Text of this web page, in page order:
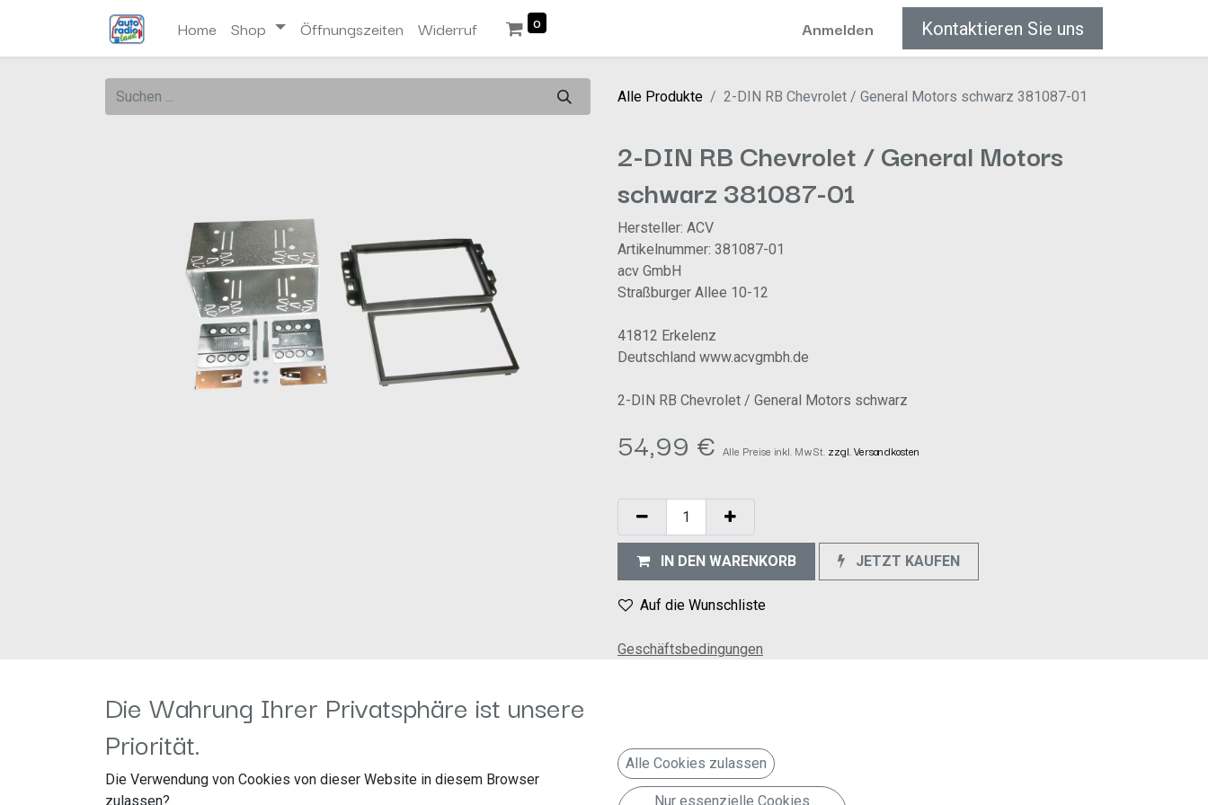
Home Shop Öffnungszeiten Widerruf 0 Anmelden Kontaktieren Sie uns
Alle Produkte 2-DIN RB Chevrolet / General Motors schwarz 381087-01
2-DIN RB Chevrolet / General Motors
schwarz 381087-01
Hersteller: ACV
Artikelnummer: 381087-01
acv GmbH
Straßburger Allee 10-12
41812 Erkelenz
Deutschland www.acvgmbh.de
2-DIN RB Chevrolet / General Motors schwarz
54,99 € Alle Preise inkl. MwSt. zzgl. Versandkosten
IN DEN WARENKORB JETZT KAUFEN
Auf die Wunschliste
Geschäftsbedingungen
Chevrolet Aveo (KLAS) 2006 - 09/2011
Chevrolet Captiva (KLAC) 10/2006 ->
Chevrolet Epica (KLAL) 07/2006 - 12/2011
Die Wahrung Ihrer Privatsphäre ist unsere
Priorität.
Die Verwendung von Cookies von dieser Website in diesem Browser
zulassen?
Alle Cookies zulassen
Nur essenzielle Cookies